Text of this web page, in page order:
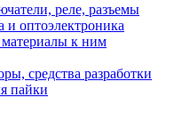
реле, разъемы
и оптоэлектроника
к ним
средства разработки
пайки